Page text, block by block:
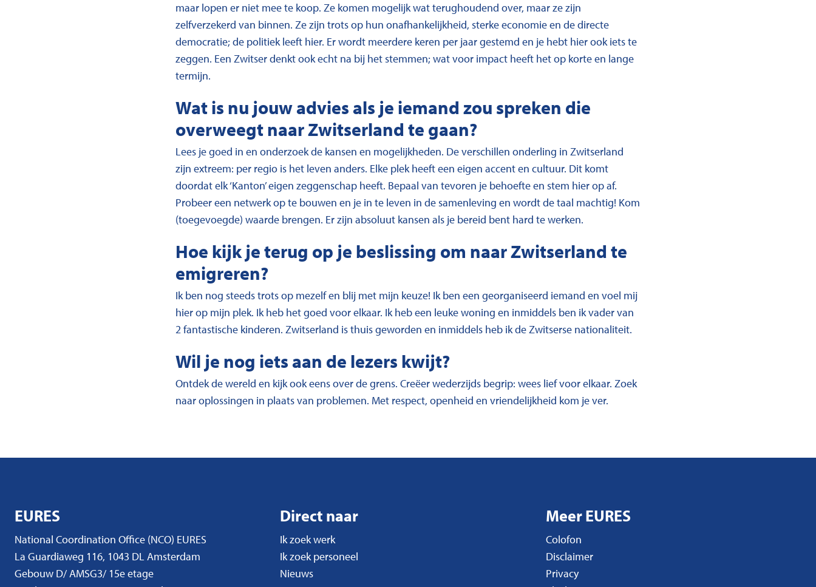
maar lopen er niet mee te koop. Ze komen mogelijk wat terughoudend over, maar ze zijn
zelfverzekerd van binnen. Ze zijn trots op hun onafhankelijkheid, sterke economie en de directe
democratie; de politiek leeft hier. Er wordt meerdere keren per jaar gestemd en je hebt hier ook iets te
zeggen. Een Zwitser denkt ook echt na bij het stemmen; wat voor impact heeft het op korte en lange
termijn.
Wat is nu jouw advies als je iemand zou spreken die
overweegt naar Zwitserland te gaan?
Lees je goed in en onderzoek de kansen en mogelijkheden. De verschillen onderling in Zwitserland
zijn extreem: per regio is het leven anders. Elke plek heeft een eigen accent en cultuur. Dit komt
doordat elk ‘Kanton’ eigen zeggenschap heeft. Bepaal van tevoren je behoefte en stem hier op af.
Probeer een netwerk op te bouwen en je in te leven in de samenleving en wordt de taal machtig! Kom
(toegevoegde) waarde brengen. Er zijn absoluut kansen als je bereid bent hard te werken.
Hoe kijk je terug op je beslissing om naar Zwitserland te
emigreren?
Ik ben nog steeds trots op mezelf en blij met mijn keuze! Ik ben een georganiseerd iemand en voel mij
hier op mijn plek. Ik heb het goed voor elkaar. Ik heb een leuke woning en inmiddels ben ik vader van
2 fantastische kinderen. Zwitserland is thuis geworden en inmiddels heb ik de Zwitserse nationaliteit.
Wil je nog iets aan de lezers kwijt?
Ontdek de wereld en kijk ook eens over de grens. Creëer wederzijds begrip: wees lief voor elkaar. Zoek
naar oplossingen in plaats van problemen. Met respect, openheid en vriendelijkheid kom je ver.
EURES
National Coordination Office (NCO) EURES
La Guardiaweg 116, 1043 DL Amsterdam
Gebouw D/ AMSG3/ 15e etage
Direct naar
Ik zoek werk
Ik zoek personeel
Nieuws
Meer EURES
Colofon
Disclaimer
Privacy